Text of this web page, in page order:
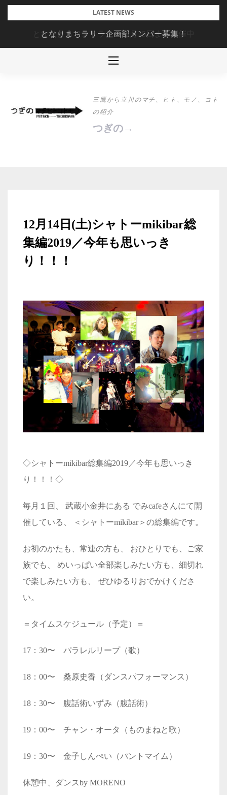
Skip
LATEST NEWS
となりまちフォトラリー12月25日まで開催中
となりまちラリー企画部メンバー募集！
三鷹から立川のマチ、ヒト、モノ、コト
の紹介
つぎの→
12月14日(土)シャトーmikibar総
集編2019／今年も思いっき
り！！！
◇シャトーmikibar総集編2019／今年も思いっき
り！！！◇
毎月１回、 武蔵小金井にある でみcafeさんにて開
催している、 ＜シャトーmikibar＞の総集編です。
お初のかたも、常連の方も、 おひとりでも、ご家
族でも、 めいっぱい全部楽しみたい方も、細切れ
で楽しみたい方も、 ぜひゆるりおでかけくださ
い。
＝タイムスケジュール（予定）＝
17：30〜 パラレルリープ（歌）
18：00〜 桑原史香（ダンスパフォーマンス）
18：30〜 腹話術いずみ（腹話術）
19：00〜 チャン・オータ（ものまねと歌）
19：30〜 金子しんぺい（パントマイム）
休憩中、ダンスby MORENO